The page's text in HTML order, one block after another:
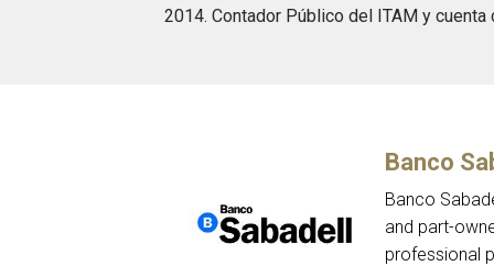
2014. Contador Público del ITAM y
Banco
Banco
and part-
professional